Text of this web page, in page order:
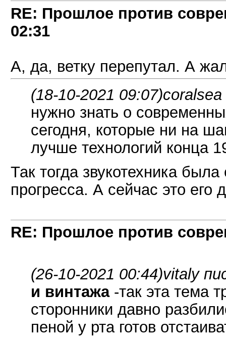
RE: Прошлое против
02:31
А, да, ветку перепутал. А
(18-10-2021 09:07)
нужно знать о
сегодня, которые ни на
лучше технологий конца
Так тогда звукотехника
прогресса. А сейчас это его
RE: Прошлое против
(26-10-2021 00:44)vitaly
и винтажа-так эта тема
сторонники давно
пеной у рта готов